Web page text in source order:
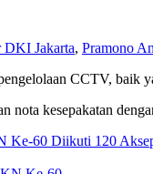
DKI Jakarta, Pramono
CCTV,
nota kesepakatan
Ke-60 Diikuti 120